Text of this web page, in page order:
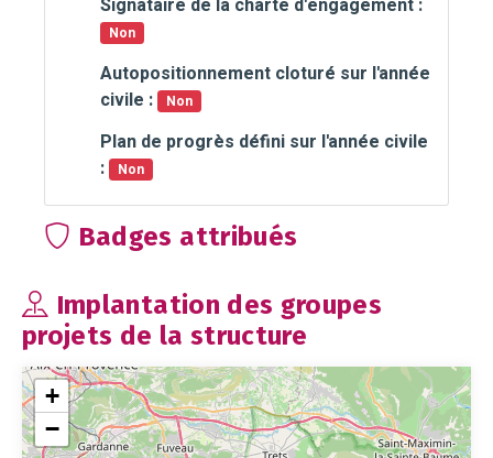
Signataire de la charte d'engagement :
Non
Autopositionnement cloturé sur l'année
civile :
Non
Plan de progrès défini sur l'année civile
:
Non
Badges attribués
Implantation des groupes
projets de la structure
+
−